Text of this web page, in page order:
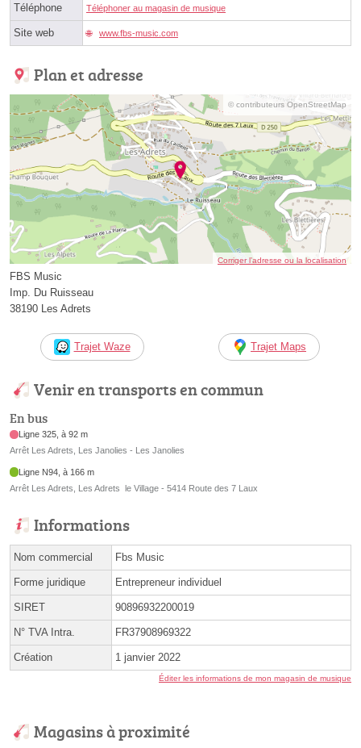
Téléphone Téléphoner au magasin de musique
Site web www.fbs-music.com
Plan et adresse
© contributeurs OpenStreetMap
Corriger l’adresse ou la localisation
FBS Music
Imp. Du Ruisseau
38190 Les Adrets
Trajet Waze Trajet Maps
Venir en transports en commun
En bus
Ligne 325, à 92 m
Arrêt Les Adrets, Les Janolies - Les Janolies
Ligne N94, à 166 m
Arrêt Les Adrets, Les Adrets  le Village - 5414 Route des 7 Laux
Informations
Nom commercial Fbs Music
Forme juridique Entrepreneur individuel
SIRET 90896932200019
N° TVA Intra. FR37908969322
Création 1 janvier 2022
Éditer les informations de mon magasin de musique
Magasins à proximité